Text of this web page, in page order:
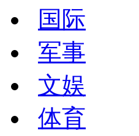
国际
军事
文娱
体育